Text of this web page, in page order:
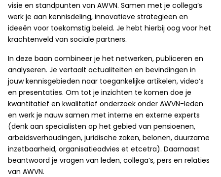
visie en standpunten van AWVN. Samen met je collega’s
werk je aan kennisdeling, innovatieve strategieën en
ideeën voor toekomstig beleid. Je hebt hierbij oog voor het
krachtenveld van sociale partners.
In deze baan combineer je het netwerken, publiceren en
analyseren. Je vertaalt actualiteiten en bevindingen in
jouw kennisgebieden naar toegankelijke artikelen, video’s
en presentaties. Om tot je inzichten te komen doe je
kwantitatief en kwalitatief onderzoek onder AWVN-leden
en werk je nauw samen met interne en externe experts
(denk aan specialisten op het gebied van pensioenen,
arbeidsverhoudingen, juridische zaken, belonen, duurzame
inzetbaarheid, organisatieadvies et etcetra). Daarnaast
beantwoord je vragen van leden, collega’s, pers en relaties
van AWVN.